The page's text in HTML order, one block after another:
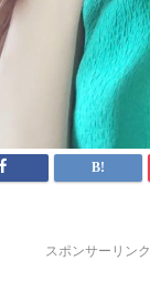
スポンサーリンク